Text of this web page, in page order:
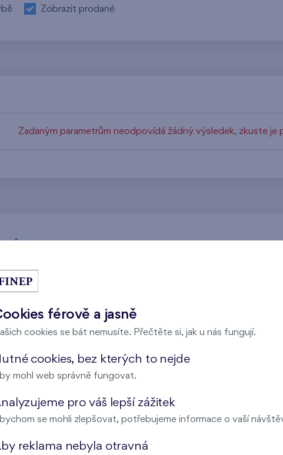
Zobrazit prodané
Zadaným parametrům neodpovídá žádný výsledek, zkuste je
Malý háj
Harfa Park
férově a jasně
cookies se bát nemusíte. Přečtěte si, jak u nás fungují.
cookies, bez kterých to nejde
mohl web správně fungovat.
pro váš lepší zážitek
se mohli zlepšovat, potřebujeme informace o vaší
reklama nebyla otravná